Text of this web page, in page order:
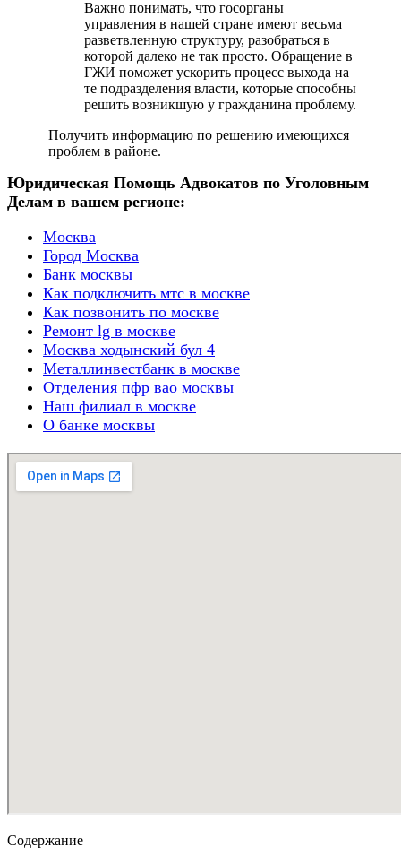
Важно понимать, что госорганы
управления в нашей стране имеют весьма
разветвленную структуру, разобраться в
которой далеко не так просто. Обращение в
ГЖИ поможет ускорить процесс выхода на
те подразделения власти, которые способны
решить возникшую у гражданина проблему.
Получить информацию по решению имеющихся
проблем в районе.
Юридическая Помощь Адвокатов по Уголовным
Делам в вашем регионе:
Москва
Город Москва
Банк москвы
Как подключить мтс в москве
Как позвонить по москве
Ремонт lg в москве
Москва ходынский бул 4
Металлинвестбанк в москве
Отделения пфр вао москвы
Наш филиал в москве
О банке москвы
Содержание